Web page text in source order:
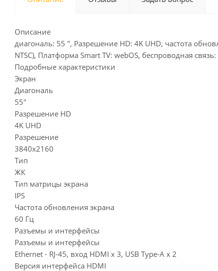
Описание
диагональ: 55 ", Разрешение HD: 4K UHD, частота
NTSC), Платформа Smart TV: webOS, беспроводная
Подробные характеристики
Экран
Диагональ
55"
Разрешение HD
4K UHD
Разрешение
3840x2160
Тип
ЖК
Тип матрицы экрана
IPS
Частота обновления экрана
60 Гц
Разъемы и интерфейсы
Разъемы и интерфейсы
Ethernet - RJ-45, вход HDMI x 3, USB Type-A x 2
Версия интерфейса HDMI